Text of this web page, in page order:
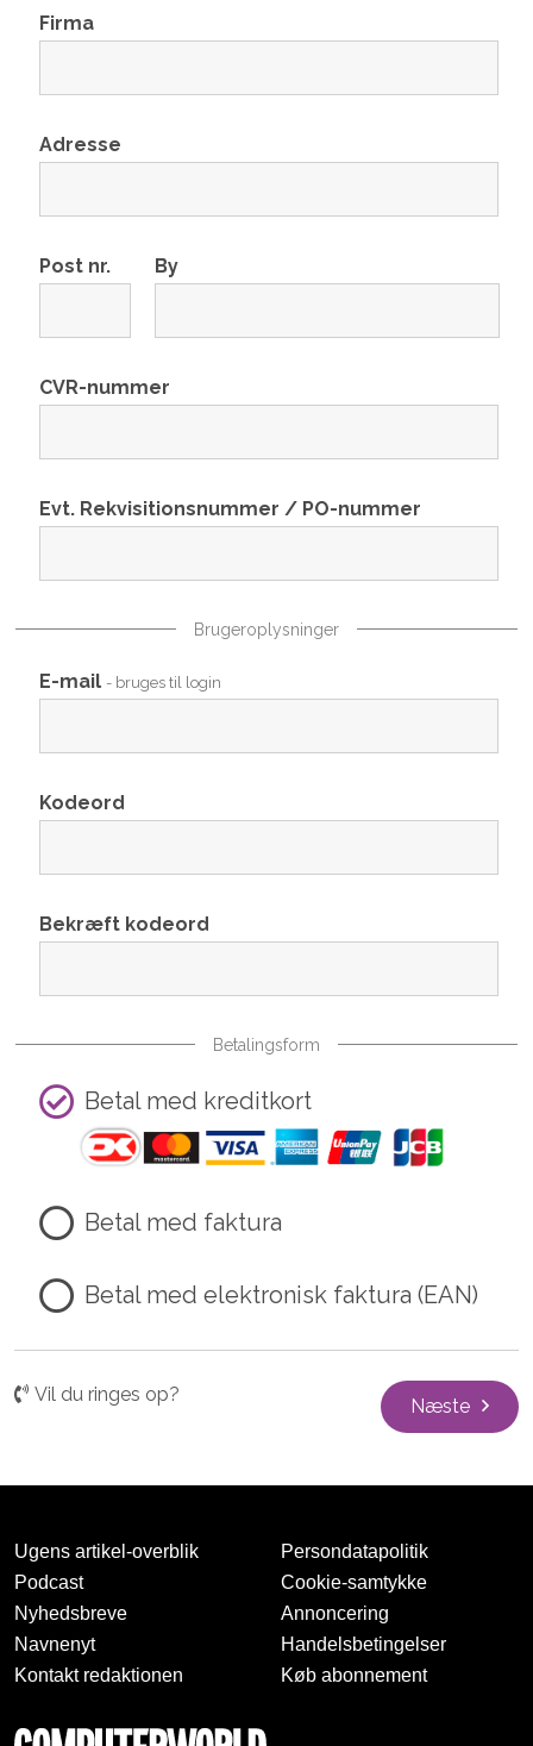
Firma
Adresse
Post nr. By
CVR-nummer
Evt. Rekvisitionsnummer / PO-nummer
Brugeroplysninger
E-mail - bruges til login
Kodeord
Bekræft kodeord
Betalingsform
Betal med kreditkort
Betal med faktura
Betal med elektronisk faktura (EAN)
Vil du ringes op?
Næste
Ugens artikel-overblik
Podcast
Nyhedsbreve
Navnenyt
Kontakt redaktionen
Persondatapolitik
Cookie-samtykke
Annoncering
Handelsbetingelser
Køb abonnement